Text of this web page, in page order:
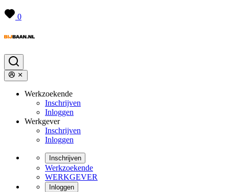
0
Werkzoekende
Inschrijven
Inloggen
Werkgever
Inschrijven
Inloggen
Inschrijven
Werkzoekende
WERKGEVER
Inloggen